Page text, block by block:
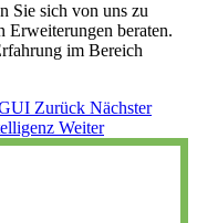
Sie sich von uns zu
Erweiterungen beraten.
im Bereich
Zurück Nächster
Weiter